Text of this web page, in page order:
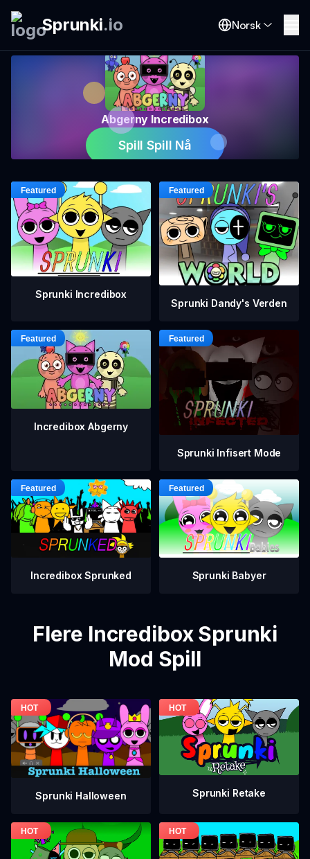
Sprunki.io Norsk
Abgerny Incredibox
Spill Spill Nå
Sprunki Incredibox
Sprunki Dandy's Verden
Incredibox Abgerny
Sprunki Infisert Mode
Incredibox Sprunked Sprunki Babyer
Flere Incredibox Sprunki
Mod Spill
Sprunki Halloween Sprunki Retake